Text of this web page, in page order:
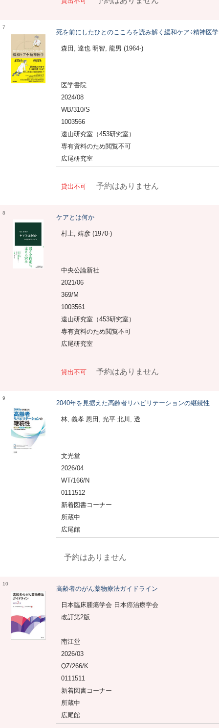
7
死を前にしたひとのこころを読み解く緩和ケア÷精神医学
森田, 達也 明智, 龍男 (1964-)
医学書院
2024/08
WB/310/S
1003566
遠山研究室（453研究室）
専有資料のため閲覧不可
広尾研究室
貸出不可 予約はありません
8
ケアとは何か
村上, 靖彦 (1970-)
中央公論新社
2021/06
369/M
1003561
遠山研究室（453研究室）
専有資料のため閲覧不可
広尾研究室
貸出不可 予約はありません
9
2040年を見据えた高齢者リハビリテーションの継続性
林, 義孝 恩田, 光平 北川, 透
文光堂
2026/04
WT/166/N
0111512
新着図書コーナー
所蔵中
広尾館
予約はありません
10
高齢者のがん薬物療法ガイドライン
日本臨床腫瘍学会 日本癌治療学会
改訂第2版
南江堂
2026/03
QZ/266/K
0111511
新着図書コーナー
所蔵中
広尾館